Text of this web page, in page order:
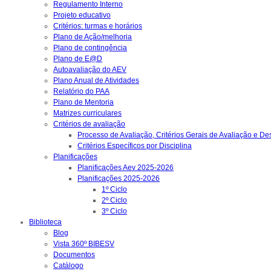
Regulamento Interno
Projeto educativo
Critérios: turmas e horários
Plano de Ação/melhoria
Plano de contingência
Plano de E@D
Autoavaliação do AEV
Plano Anual de Atividades
Relatório do PAA
Plano de Mentoria
Matrizes curriculares
Critérios de avaliação
Processo de Avaliação, Critérios Gerais de Avaliação e
Critérios Específicos por Disciplina
Planificações
Planificações Aev 2025-2026
Planificações 2025-2026
1º Ciclo
2º Ciclo
3º Ciclo
Biblioteca
Blog
Vista 360º BIBESV
Documentos
Catálogo